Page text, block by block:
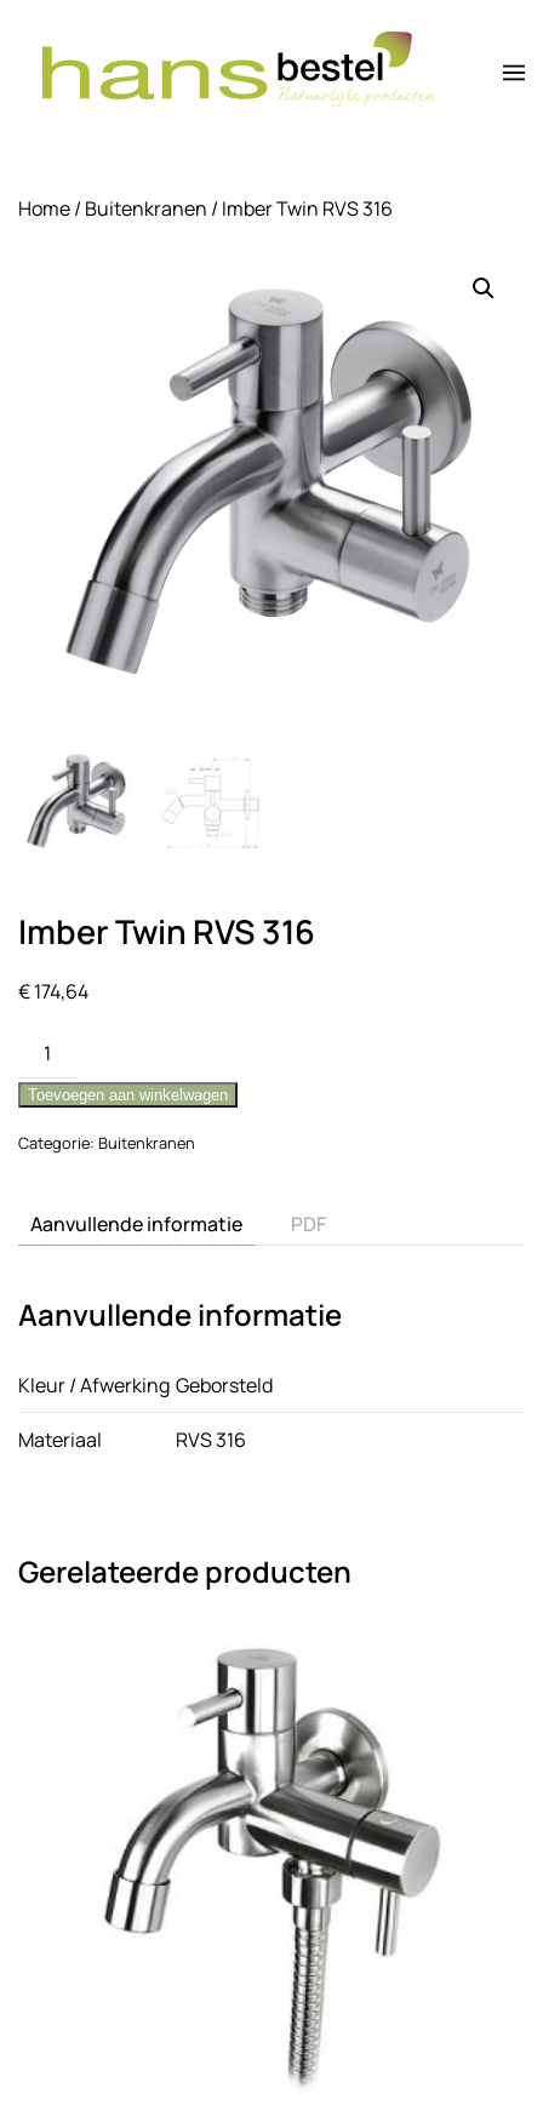
Overslaan en naar de inhoud gaan
Home/ Buitenkranen / Imber Twin RVS 316
Imber Twin RVS 316
€174,64
Imber
Twin
RVS
316
aantal
Toevoegen aan winkelwagen
Categorie: Buitenkranen
Aanvullende informatie PDF
Aanvullende informatie
Kleur / Afwerking Geborsteld
Materiaal RVS 316
Gerelateerde producten